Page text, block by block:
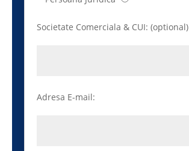
Societate Comerciala & CUI: (optional)
Adresa E-mail: